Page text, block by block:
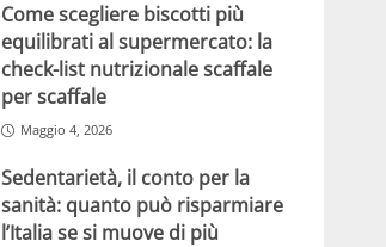
Come scegliere biscotti più
equilibrati al supermercato: la
check-list nutrizionale scaffale
per scaffale
Maggio 4, 2026
Sedentarietà, il conto per la
sanità: quanto può risparmiare
l’Italia se si muove di più